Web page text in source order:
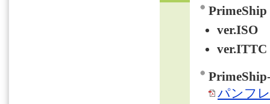
PrimeShip
ver.ISO
ver.ITTC
パンフ